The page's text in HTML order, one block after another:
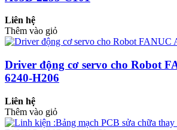
Liên hệ
Thêm vào giỏ
Driver động cơ servo cho Robot
6240-H206
Liên hệ
Thêm vào giỏ